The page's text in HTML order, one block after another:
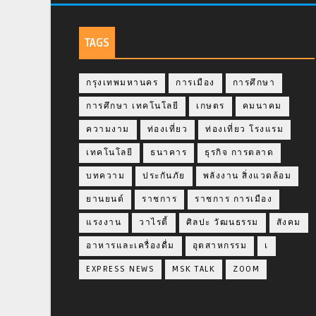
TAGS
กรุงเทพมหานคร การเมือง การศึกษา
การศึกษา เทคโนโลยี เกษตร คมนาคม
ความงาม ท่องเที่ยว ท่องเที่ยว โรงแรม
เทคโนโลยี ธนาคาร ธุรกิจ การตลาด
บทความ ประกันภัย พลังงาน สิ่งแวดล้อม
ยานยนต์ ราชการ ราชการ การเมือง
แรงงาน วาไรตี้ ศิลปะ วัฒนธรรม สังคม
อาหารและเครื่องดื่ม อุตสาหกรรม เ
EXPRESS NEWS MSK TALK ZOOM